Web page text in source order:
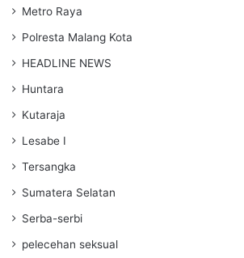
Metro Raya
Polresta Malang Kota
HEADLINE NEWS
Huntara
Kutaraja
Lesabe I
Tersangka
Sumatera Selatan
Serba-serbi
pelecehan seksual